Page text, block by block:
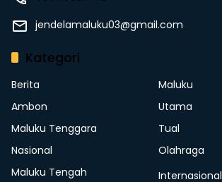
jendelamaluku03@gmail.com
Kategori
Berita
Maluku
Ambon
Utama
Maluku Tenggara
Tual
Nasional
Olahraga
Maluku Tengah
Internasional